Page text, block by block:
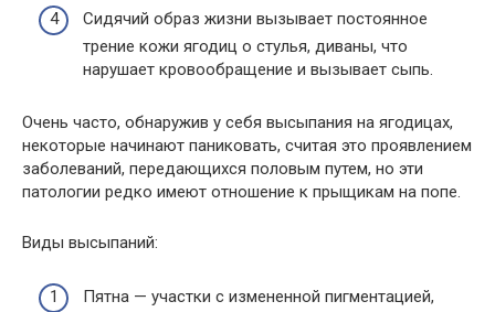
Сидячий образ жизни вызывает постоянное
трение кожи ягодиц о стулья, диваны, что
нарушает кровообращение и вызывает сыпь.
Очень часто, обнаружив у себя высыпания на ягодицах,
некоторые начинают паниковать, считая это проявлением
заболеваний, передающихся половым путем, но эти
патологии редко имеют отношение к прыщикам на попе.
Виды высыпаний:
Пятна — участки с измененной пигментацией,